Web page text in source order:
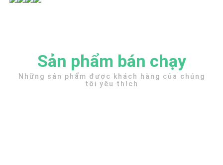
Sản phẩm bán chạy
Những sản phẩm được khách hàng của chúng
tôi yêu thích